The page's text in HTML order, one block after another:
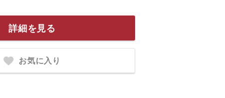
詳細を見る
お気に入り